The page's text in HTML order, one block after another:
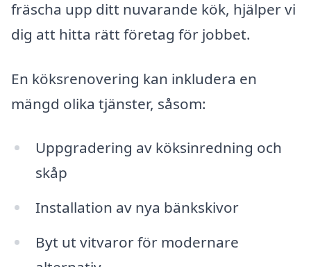
fräscha upp ditt nuvarande kök, hjälper vi
dig att hitta rätt företag för jobbet.
En köksrenovering kan inkludera en
mängd olika tjänster, såsom:
Uppgradering av köksinredning och
skåp
Installation av nya bänkskivor
Byt ut vitvaror för modernare